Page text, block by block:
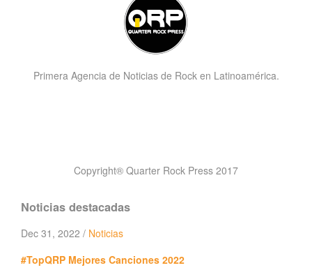
Primera Agencia de Noticias de Rock en Latinoamérica.
Copyright® Quarter Rock Press 2017
Noticias destacadas
Dec 31, 2022 / Noticias
#TopQRP Mejores Canciones 2022